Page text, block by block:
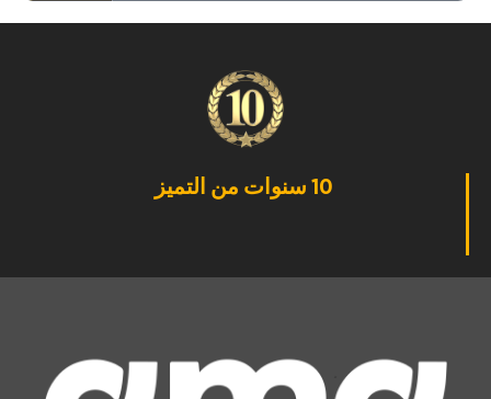
10 سنوات من التميز